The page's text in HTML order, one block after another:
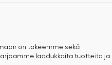
on takeemme sekä
laadukkaita tuotteita ja